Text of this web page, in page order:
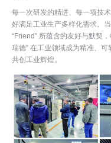
每一次研发的精进、每一项技
好满足工业生产多样化需求。
“Friend” 所蕴含的友好与默契
瑞德” 在工业领域成为精准、
共创工业辉煌。